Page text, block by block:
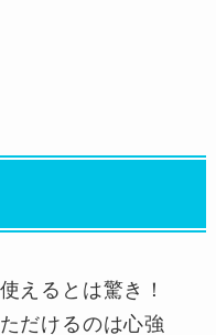
えるとは驚き！
だけるのは心強